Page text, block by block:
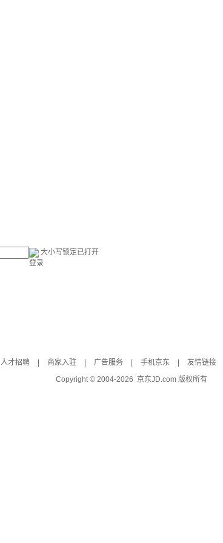
大小写锁定已打开
登录
人才招聘 商家入驻 广告服务 手机京东 友情链接
Copyright © 2004-2026 京东JD.com 版权所有